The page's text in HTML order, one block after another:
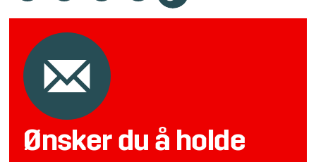
Ønsker du å holde